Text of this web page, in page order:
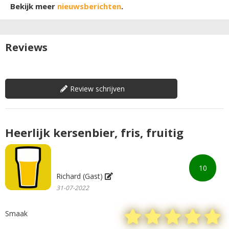
Bekijk meer nieuwsberichten.
Reviews
Review schrijven
10
Heerlijk kersenbier, fris, fruitig
Richard (Gast)
31-07-2022
Smaak